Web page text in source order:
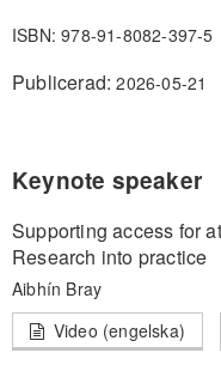
ISBN: 978-91-8082-397-5
Publicerad:2026-05-21
Keynote speaker
Supporting access for
Research into practice
Aibhín Bray
Video (engelska)